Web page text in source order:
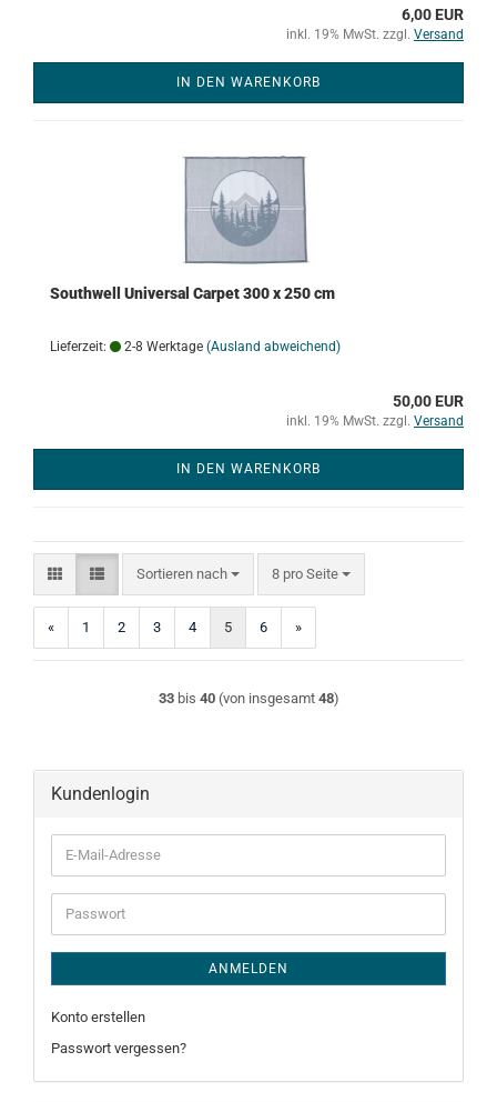
6,00 EUR
inkl. 19% MwSt. zzgl. Versand
IN DEN WARENKORB
Southwell Universal Carpet 300 x 250 cm
Lieferzeit: 2-8 Werktage (Ausland abweichend)
50,00 EUR
inkl. 19% MwSt. zzgl. Versand
IN DEN WARENKORB
Sortieren nach
Sortieren nach 8 pro Seite
pro Seite
« 1 2 3 4 5 6 »
33bis 40(von insgesamt 48)
Kundenlogin
E-
Mail-
Adresse
Passwort
ANMELDEN
Konto erstellen
Passwort vergessen?